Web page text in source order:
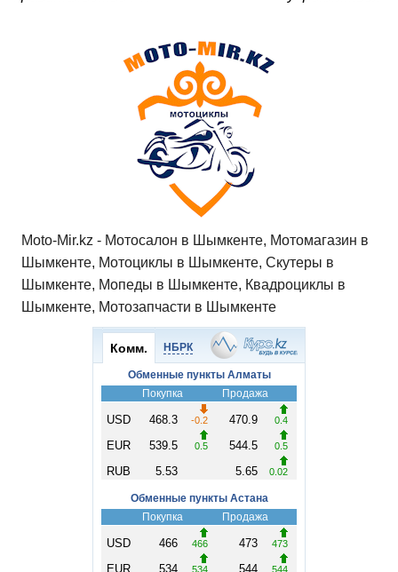
Moto-Mir.kz - Мотосалон в Шымкенте, Мотомагазин в
Шымкенте, Мотоциклы в Шымкенте, Скутеры в
Шымкенте, Мопеды в Шымкенте, Квадроциклы в
Шымкенте, Мотозапчасти в Шымкенте